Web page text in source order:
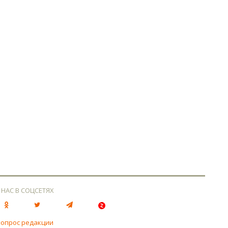
В СОЦСЕТЯХ
редакции